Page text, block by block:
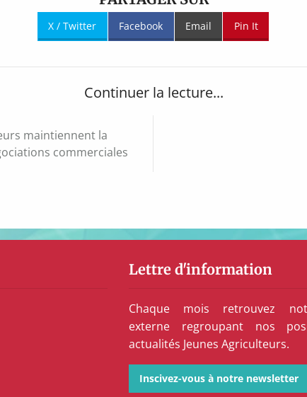
X / Twitter Facebook Email Pin It
Continuer la lecture...
maintiennent la
commerciales
Lettre d'information
Chaque mois retrouvez
externe regroupant nos
actualités Jeunes Agriculteurs.
Inscivez-vous à notre newsletter